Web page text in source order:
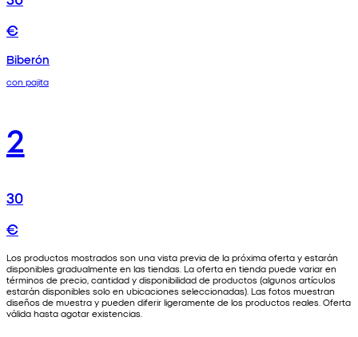
€
Biberón
con pajita
2
30
€
Los productos mostrados son una vista previa de la próxima oferta y estarán
disponibles gradualmente en las tiendas. La oferta en tienda puede variar en
términos de precio, cantidad y disponibilidad de productos (algunos artículos
estarán disponibles solo en ubicaciones seleccionadas). Las fotos muestran
diseños de muestra y pueden diferir ligeramente de los productos reales. Oferta
válida hasta agotar existencias.